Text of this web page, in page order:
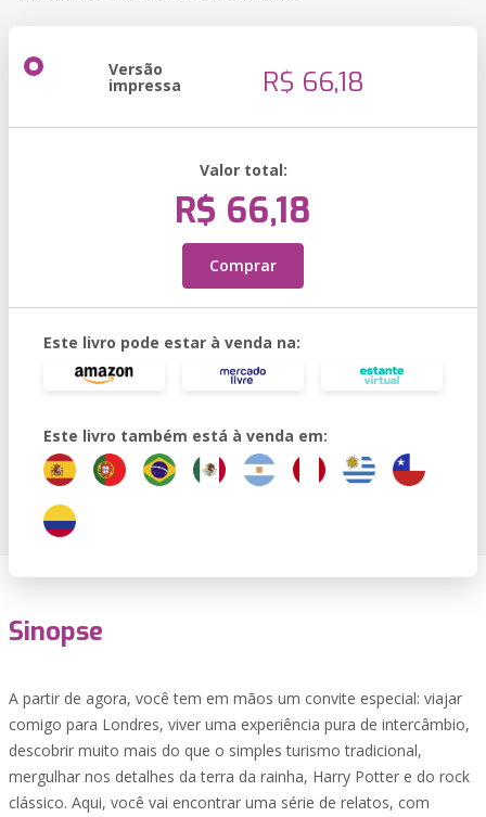
Versão
impressa R$ 66,18
Valor total:
R$ 66,18
Comprar
Este livro pode estar à venda na:
Este livro também está à venda em:
Sinopse
A partir de agora, você tem em mãos um convite especial: viajar
comigo para Londres, viver uma experiência pura de intercâmbio,
descobrir muito mais do que o simples turismo tradicional,
mergulhar nos detalhes da terra da rainha, Harry Potter e do rock
clássico. Aqui, você vai encontrar uma série de relatos, com